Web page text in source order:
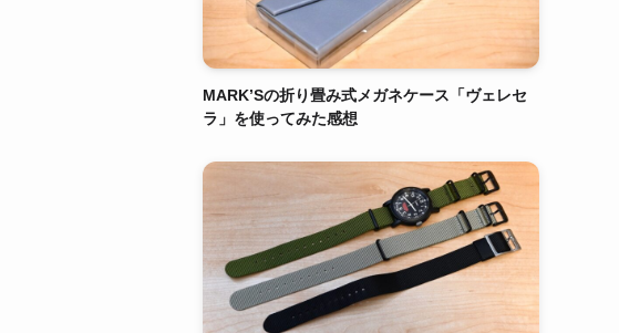
MARK’Sの折り畳み式メガネケース「ヴェレセ
ラ」を使ってみた感想